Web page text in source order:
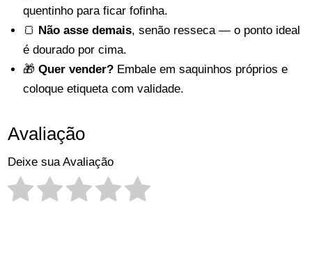
quentinho para ficar fofinha.
🍞 Não asse demais, senão resseca — o ponto ideal
é dourado por cima.
🎁Quer vender? Embale em saquinhos próprios e
coloque etiqueta com validade.
Avaliação
Deixe sua Avaliação